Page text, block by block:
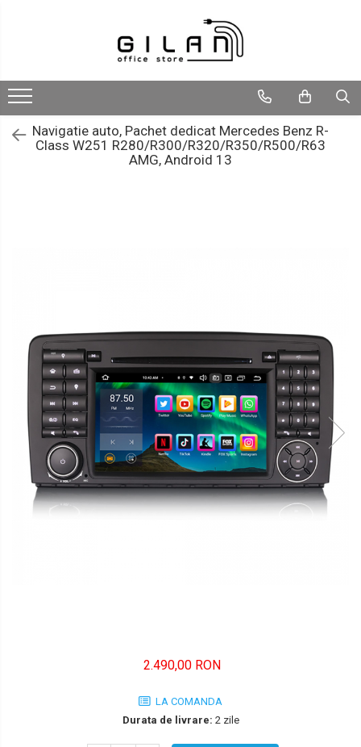
Livolo - Intrerupatoare
Intrerupatoare
ZigBee
Serie Noua
Navigatii Multimedia Auto
Navigatii DEDICATE
Navigatii UNIVERSALE
2 DIN
FIAT
JEEP/CHRYSLER/DODGE
KIA
MERCEDES
Navigatie auto, Pachet dedicat Mercedes Benz R-
Class W251 R280/R300/R320/R350/R500/R63
AMG, Android 13
2.490,00 RON
LA COMANDA
Durata de livrare: 2 zile